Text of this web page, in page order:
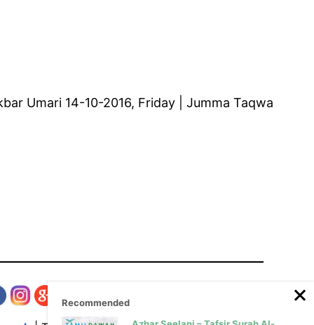
Umari 14-10-2016, Friday | Jumma Taqwa
Recommended